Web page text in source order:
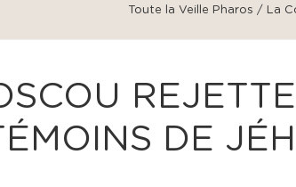
Toute la Veille Pharos / La
DE